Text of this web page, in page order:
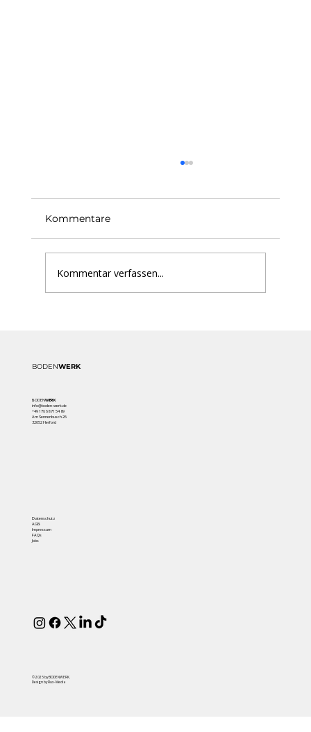
Kommentare
Kommentar verfassen...
BODENWERK
BODENWERK
info@boden-werk.de
+49 176 68 71 54 89
Am Sennenbusch 26
32052 Herford
Datenschutz
AGB
Impressum
FAQs
Jobs
© 2025 by BODENWERK.
Design by Flux-Media